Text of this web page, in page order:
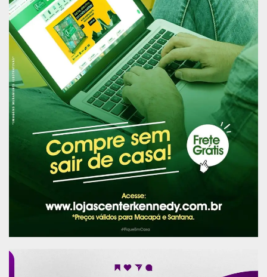
participar. Foi bem diferente ter a experiência com
os instrumentos que nos foram apresentados,
mas é importante saber que esses objetos
podem ter outras utilidades”, afirmou Juliano.
A gestora da escola, Gisele Braz, reforçou a
importância de oficinas como essa para
aproximar a comunidade escolar.
“Essa proposta foi feita em conjunto com o
corpo técnico escolar para motivar a comunidade
acertamos a oficina, realizamos a busca ativa dos
estudantes e o resultado foi positivo com a
participação direta deles”, disse a gestora.